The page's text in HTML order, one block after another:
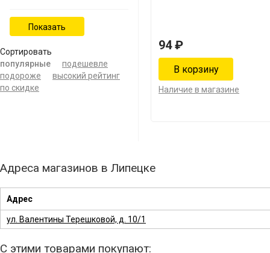
Сортировать
популярные
подешевле
подороже
высокий рейтинг
по скидке
94 ₽
Наличие в магазине
Адреса магазинов в Липецке
Адрес
ул. Валентины Терешковой, д. 10/1
С этими товарами покупают: